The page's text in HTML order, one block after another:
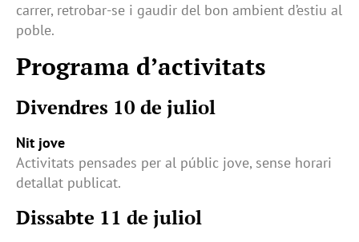
carrer, retrobar-se i gaudir del bon ambient d’estiu al
poble.
Programa d’activitats
Divendres 10 de juliol
Nit jove
Activitats pensades per al públic jove, sense horari
detallat publicat.
Dissabte 11 de juliol